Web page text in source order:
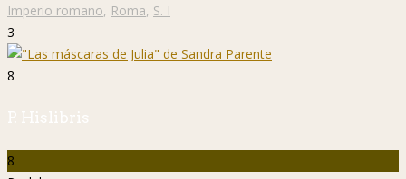
Imperio romano, Roma, S. I
3
8
P. Hislibris
8